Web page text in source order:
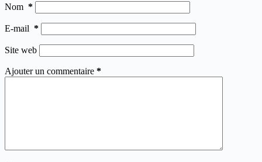
Nom *
E-mail *
Site web
Ajouter un commentaire *